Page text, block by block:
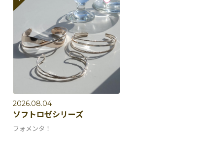
2026.08.04
ソフトロゼシリーズ
フォメンタ！